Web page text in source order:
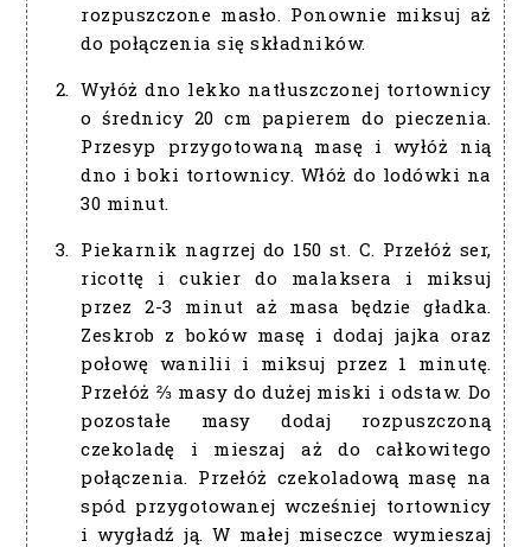
rozpuszczone masło. Ponownie miksuj aż
do połączenia się składników.
Wyłóż dno lekko natłuszczonej tortownicy
o średnicy 20 cm papierem do pieczenia.
Przesyp przygotowaną masę i wyłóż nią
dno i boki tortownicy. Włóż do lodówki na
30 minut.
Piekarnik nagrzej do 150 st. C. Przełóż ser,
ricottę i cukier do malaksera i miksuj
przez 2-3 minut aż masa będzie gładka.
Zeskrob z boków masę i dodaj jajka oraz
połowę wanilii i miksuj przez 1 minutę.
Przełóż ⅔ masy do dużej miski i odstaw. Do
pozostałe masy dodaj rozpuszczoną
czekoladę i mieszaj aż do całkowitego
połączenia. Przełóż czekoladową masę na
spód przygotowanej wcześniej tortownicy
i wygładź ją. W małej miseczce wymieszaj